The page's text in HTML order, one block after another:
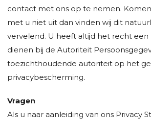
contact met ons op te nemen.
met u niet uit dan vinden wij dit
vervelend. U heeft altijd het recht een
dienen bij de Autoriteit
toezichthoudende autoriteit op het
privacybescherming.
Vragen
Als u naar aanleiding van ons Privacy